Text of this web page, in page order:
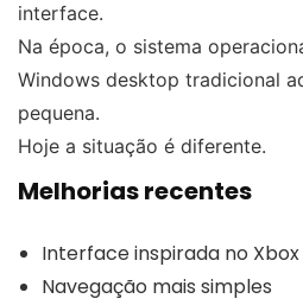
interface.
Na época, o sistema
Windows desktop tradicional
pequena.
Hoje a situação é diferente.
Melhorias recentes
Interface inspirada no Xbox
Navegação mais simples